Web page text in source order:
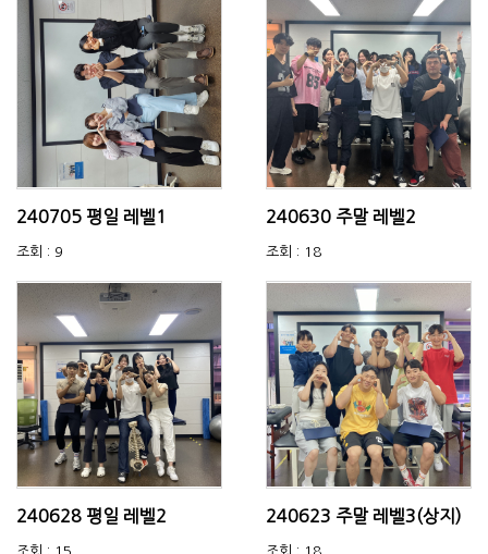
240705 평일 레벨1
조회 : 9
240630 주말 레벨2
조회 : 18
240628 평일 레벨2 240623 주말 레벨3(상지)